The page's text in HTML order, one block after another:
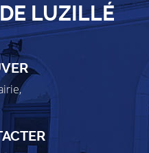
LUZILLÉ